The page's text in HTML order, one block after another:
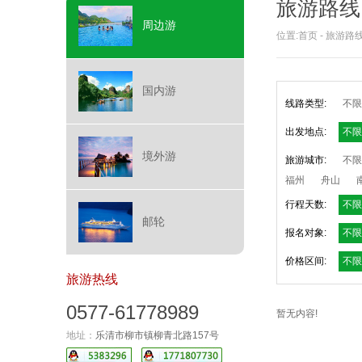
周边游
国内游
境外游
邮轮
旅游热线
0577-61778989
地址： 乐清市柳市镇柳青北路157号
旅游路线
位置:首页 - 旅游路
线路类型: 不限
出发地点: 不限
旅游城市:
不限
福州
舟山
行程天数: 不限
报名对象: 不限
价格区间: 不限
暂无内容!